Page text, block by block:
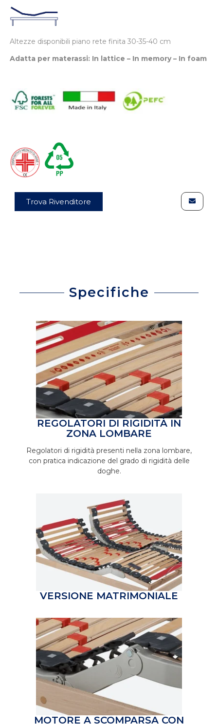
Altezze disponibili piano rete finita 30-35-40 cm
Adatta per materassi: In lattice – In memory – In foam
Trova Rivenditore
Specifiche
REGOLATORI DI RIGIDITÀ IN
ZONA LOMBARE
Regolatori di rigidità presenti nella zona lombare,
con pratica indicazione del grado di rigidità delle
doghe.
VERSIONE MATRIMONIALE
MOTORE A SCOMPARSA CON